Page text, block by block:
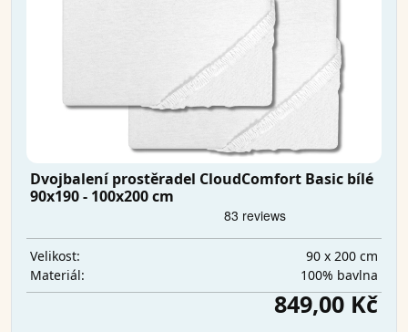
Dvojbalení prostěradel CloudComfort Basic bílé
90x190 - 100x200 cm
Velikost:
90 x 200 cm
Materiál:
100% bavlna
849,00 Kč